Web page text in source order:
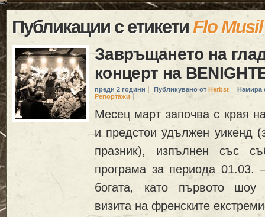
Публикации с етикетиFlo Musil
Завръщането на
концерт на
преди 2 години Публикувано от Herbst
Намира
Репортажи
Месец март започва с края
и предстои удължен уикенд
празник), изпълнен със
програма за периода 01.03.
богата, като първото шоу
визита на френските